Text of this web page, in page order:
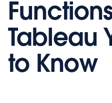
Tableau
to Know